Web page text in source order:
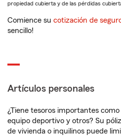
propiedad cubierta y de las pérdidas
Comience su cotización de
sencillo!
Artículos personales
¿Tiene tesoros importantes
equipo deportivo y otros? Su
de vivienda o inquilinos puede